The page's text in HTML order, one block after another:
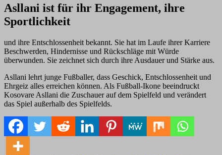
Asllani ist für ihr Engagement, ihre
Sportlichkeit
und ihre Entschlossenheit bekannt. Sie hat im Laufe ihrer Karriere
Beschwerden, Hindernisse und Rückschläge mit Würde
überwunden. Sie zeichnet sich durch ihre Ausdauer und Stärke aus.
Asllani lehrt junge Fußballer, dass Geschick, Entschlossenheit und
Ehrgeiz alles erreichen können. Als Fußball-Ikone beeindruckt
Kosovare Asllani die Zuschauer auf dem Spielfeld und verändert
das Spiel außerhalb des Spielfelds.